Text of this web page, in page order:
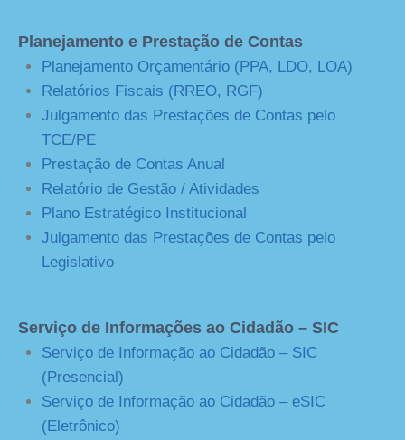
Planejamento e Prestação de Contas
Planejamento Orçamentário (PPA, LDO, LOA)
Relatórios Fiscais (RREO, RGF)
Julgamento das Prestações de Contas pelo
TCE/PE
Prestação de Contas Anual
Relatório de Gestão / Atividades
Plano Estratégico Institucional
Julgamento das Prestações de Contas pelo
Legislativo
Serviço de Informações ao Cidadão – SIC
Serviço de Informação ao Cidadão – SIC
(Presencial)
Serviço de Informação ao Cidadão – eSIC
(Eletrônico)